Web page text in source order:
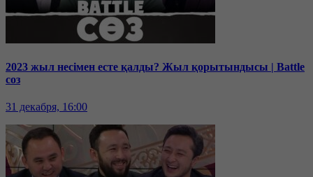
2023 жыл несімен есте қалды? Жыл қорытындысы | Battle
соз
31 декабря, 16:00